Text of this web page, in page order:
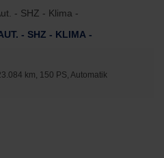
- SHZ - KLIMA -
km, 150 PS, Automatik